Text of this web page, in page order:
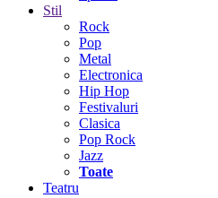
Stil
Rock
Pop
Metal
Electronica
Hip Hop
Festivaluri
Clasica
Pop Rock
Jazz
Toate
Teatru